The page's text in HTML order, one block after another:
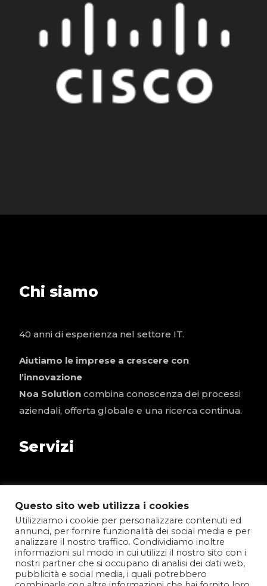
Chi siamo
40 anni di esperienza nel settore IT.
Aiutiamo le imprese a crescere con
l’innovazione
Noa Solution combina conoscenza dei processi
aziendali, offerta globale e una ricerca continua.
Servizi
Business Application
Servizi gestiti
Consulenza ICT e Manageriale
Agrifood
Questo sito web utilizza i cookies
Utilizziamo i cookie per personalizzare contenuti ed
annunci, per fornire funzionalità dei social media e per
analizzare il nostro traffico. Condividiamo inoltre
informazioni sul modo in cui utilizzi il nostro sito con i
nostri partner che si occupano di analisi dei dati web,
pubblicità e social media, i quali potrebbero